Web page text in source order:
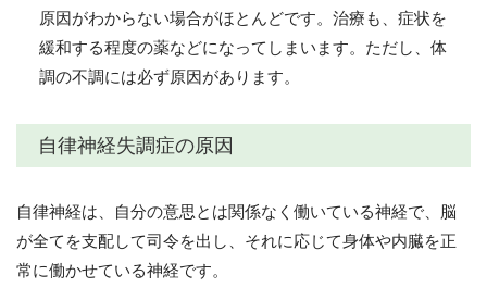
原因がわからない場合がほとんどです。治療も、症状を
緩和する程度の薬などになってしまいます。ただし、体
調の不調には必ず原因があります。
自律神経失調症の原因
自律神経は、自分の意思とは関係なく働いている神経で、脳
が全てを支配して司令を出し、それに応じて身体や内臓を正
常に働かせている神経です。